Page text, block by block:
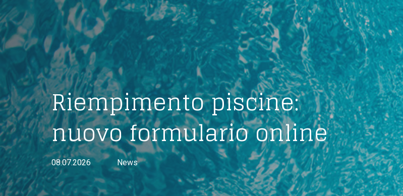
Riempimento piscine:
nuovo formulario online
08.07.2026 News